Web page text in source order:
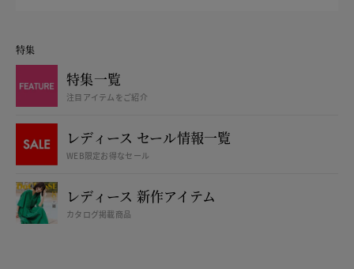
特集
特集一覧
注目アイテムをご紹介
レディース セール情報一覧
WEB限定お得なセール
レディース 新作アイテム
カタログ掲載商品